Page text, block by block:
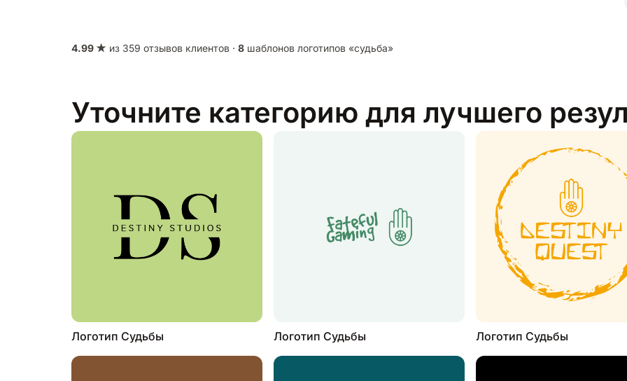
4.99 ★ из 359 отзывов клиентов · 8 шаблонов логотипов «судьба»
Уточните категорию для лучшего
Логотип Судьбы Логотип Судьбы Логотип Судьбы